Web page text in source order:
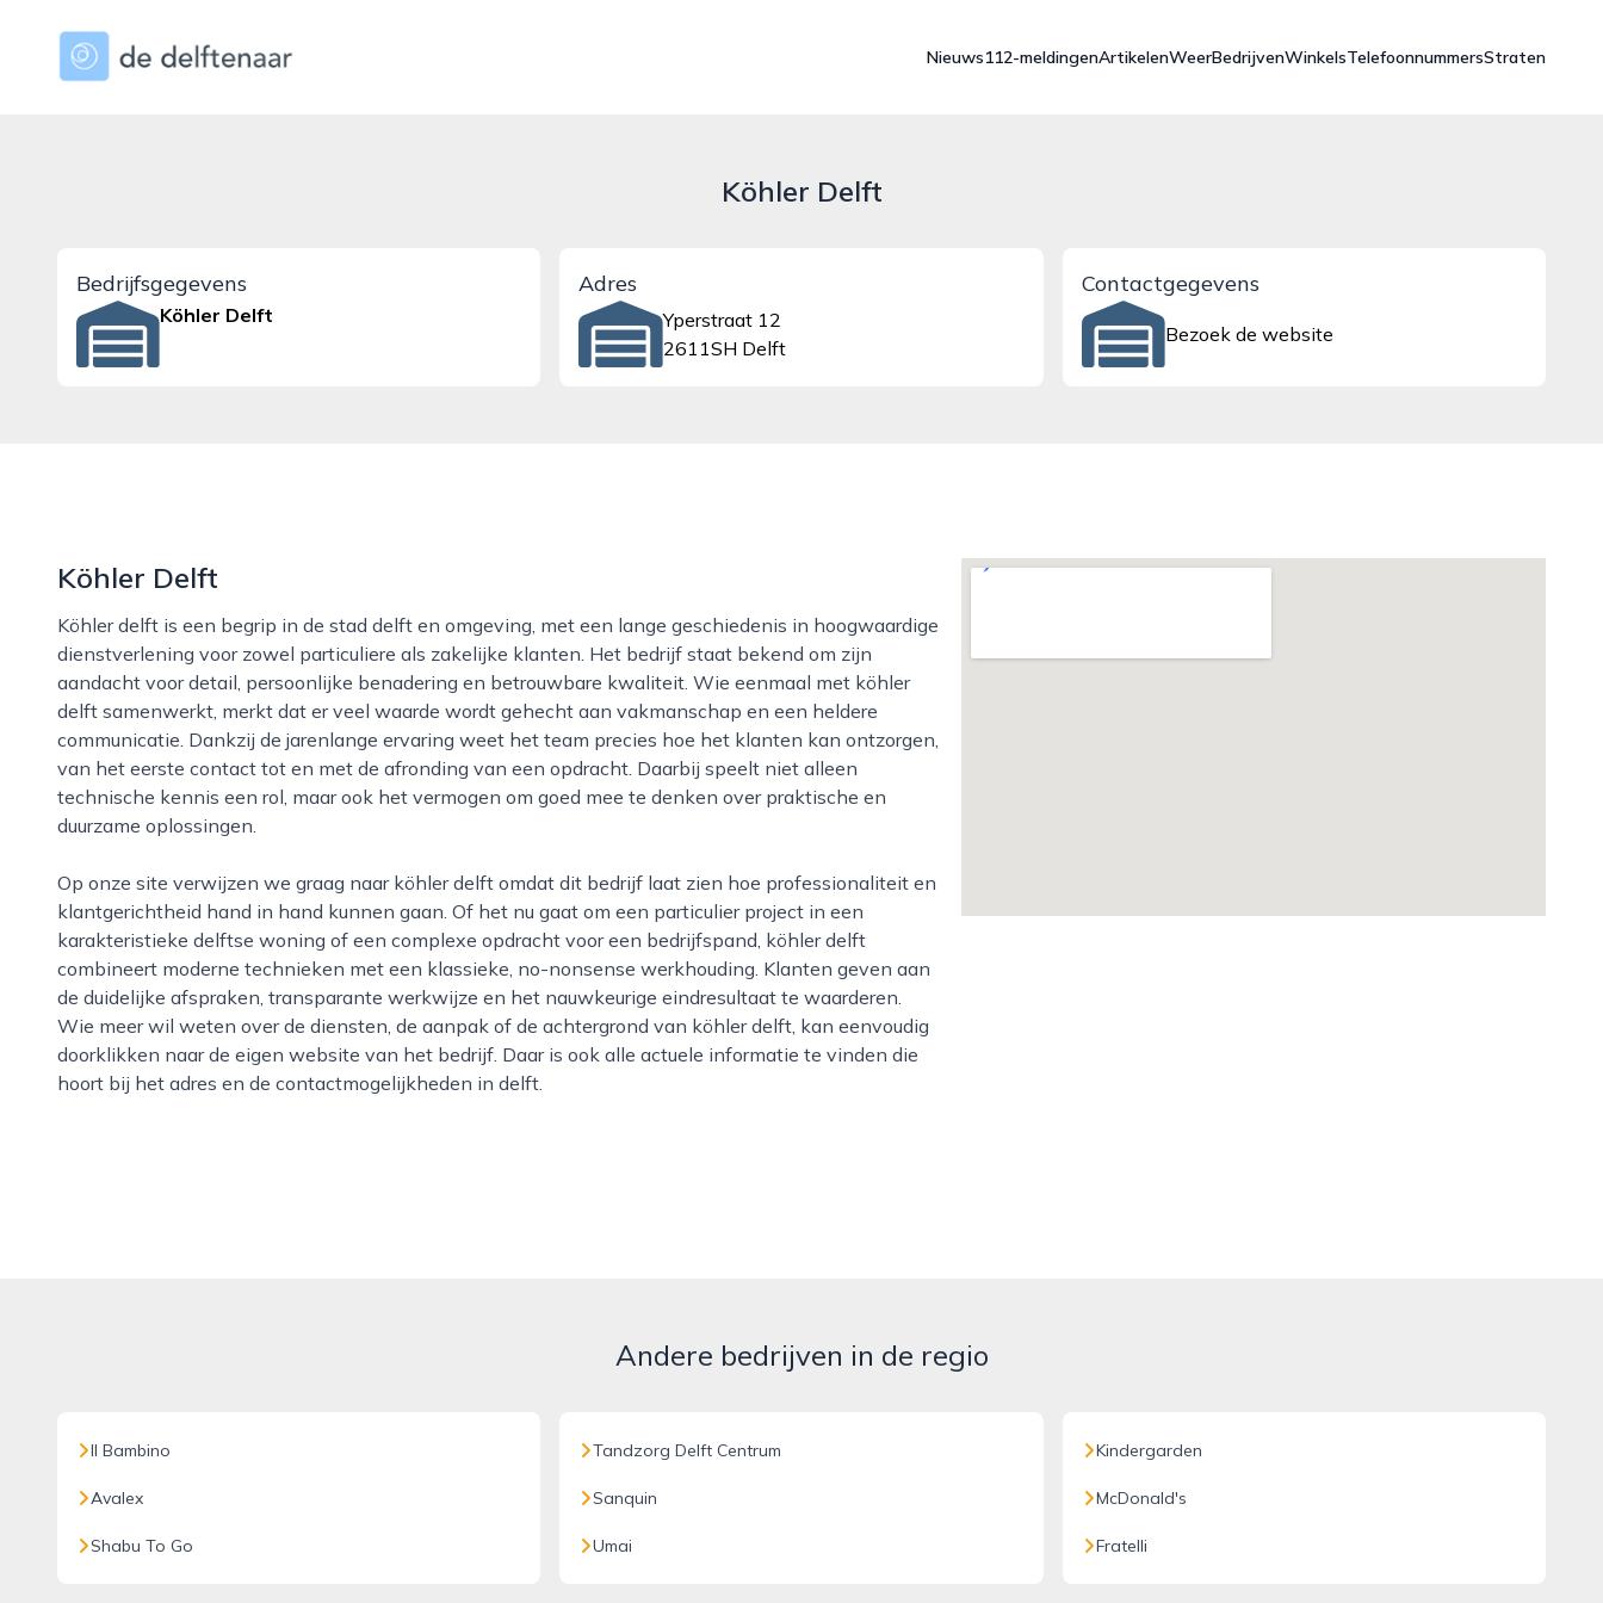
dedelftenaar.nl
Nieuws112-meldingenArtikelenWeerBedrijvenWinkelsTelefoonnummersStraten
Köhler Delft
Bedrijfsgegevens
Köhler Delft
Adres
Yperstraat 12
2611SH Delft
Contactgegevens
Bezoek de website
Köhler Delft
Köhler delft is een begrip in de stad delft en omgeving, met een lange geschiedenis in hoogwaardige
dienstverlening voor zowel particuliere als zakelijke klanten. Het bedrijf staat bekend om zijn
aandacht voor detail, persoonlijke benadering en betrouwbare kwaliteit. Wie eenmaal met köhler
delft samenwerkt, merkt dat er veel waarde wordt gehecht aan vakmanschap en een heldere
communicatie. Dankzij de jarenlange ervaring weet het team precies hoe het klanten kan ontzorgen,
van het eerste contact tot en met de afronding van een opdracht. Daarbij speelt niet alleen
technische kennis een rol, maar ook het vermogen om goed mee te denken over praktische en
duurzame oplossingen.
Op onze site verwijzen we graag naar köhler delft omdat dit bedrijf laat zien hoe professionaliteit en
klantgerichtheid hand in hand kunnen gaan. Of het nu gaat om een particulier project in een
karakteristieke delftse woning of een complexe opdracht voor een bedrijfspand, köhler delft
combineert moderne technieken met een klassieke, no-nonsense werkhouding. Klanten geven aan
de duidelijke afspraken, transparante werkwijze en het nauwkeurige eindresultaat te waarderen.
Wie meer wil weten over de diensten, de aanpak of de achtergrond van köhler delft, kan eenvoudig
doorklikken naar de eigen website van het bedrijf. Daar is ook alle actuele informatie te vinden die
hoort bij het adres en de contactmogelijkheden in delft.
Andere bedrijven in de regio
Il Bambino
Avalex
Shabu To Go
Tandzorg Delft Centrum
Sanquin
Umai
Kindergarden
McDonald's
Fratelli